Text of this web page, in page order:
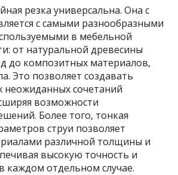
резка универсальна. Она с
с самыми разнообразными
в мебельной
от натуральной древесины
до композитных материалов,
Это позволяет создавать
неожиданных сочетаний
возможности
Более того, тонкая
струи позволяет
различной толщины и
высокую точность и
каждом отдельном случае.